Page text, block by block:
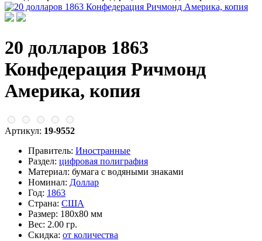
20 долларов 1863
Конфедерация Ричмонд
Америка, копия
Артикул: 19-9552
Правитель: Иностранные
Раздел: цифровая полиграфия
Материал: бумага с водяными знаками
Номинал: Доллар
Год: 1863
Страна: США
Размер: 180х80 мм
Вес: 2.00 гр.
Скидка: от количества